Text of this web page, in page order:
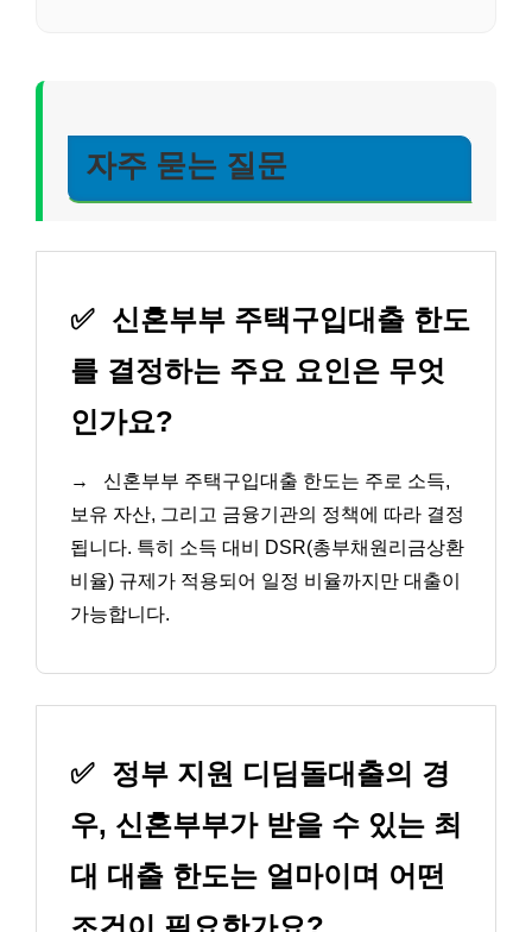
자주 묻는 질문
✅ 신혼부부 주택구입대출 한도
를 결정하는 주요 요인은 무엇
인가요?
→
신혼부부 주택구입대출 한도는 주로 소득,
보유 자산, 그리고 금융기관의 정책에 따라 결정
됩니다. 특히 소득 대비 DSR(총부채원리금상환
비율) 규제가 적용되어 일정 비율까지만 대출이
가능합니다.
✅ 정부 지원 디딤돌대출의 경
우, 신혼부부가 받을 수 있는 최
대 대출 한도는 얼마이며 어떤